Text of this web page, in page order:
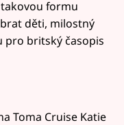
takovou formu
děti, milostný
pro britský časopis
Toma Cruise Katie